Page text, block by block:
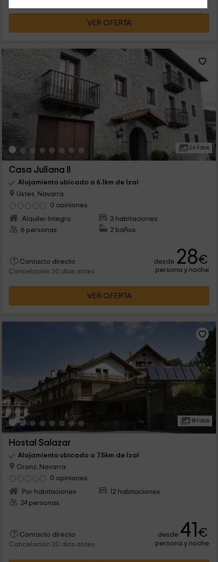
VER OFERTA
26 Fotos
Casa Juliana II
Alojamiento ubicado a 6.1km de Izal
Ustes, Navarra
0 opiniones
Alquiler íntegro
3 habitaciones
6 personas
2 baños
Contacto directo
Cancelación 30 días antes
desde 28€
persona y noche
VER OFERTA
18 Fotos
Hostal Salazar
Alojamiento ubicado a 7.5km de Izal
Oronz, Navarra
0 opiniones
Por habitaciones
12 habitaciones
24 personas
Contacto directo
Cancelación 30 días antes
desde 41€
persona y noche